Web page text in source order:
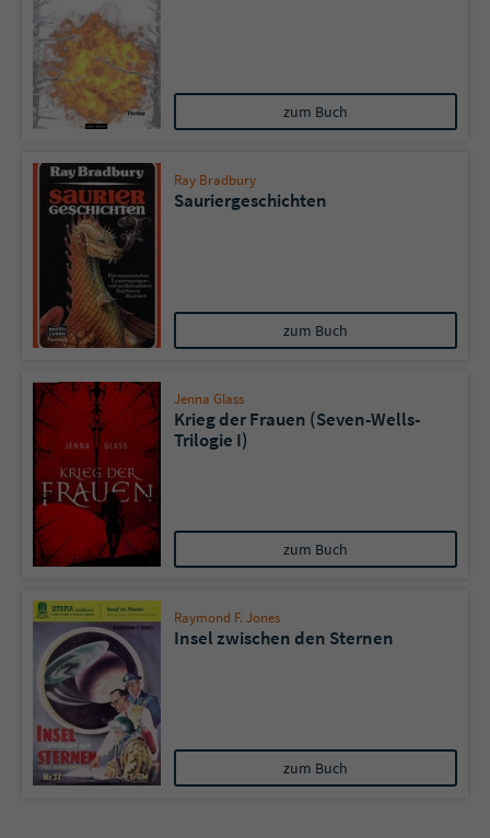
zum Buch
Ray Bradbury
Sauriergeschichten
zum Buch
Jenna Glass
Krieg der Frauen (Seven-Wells-
Trilogie I)
zum Buch
Raymond F. Jones
Insel zwischen den Sternen
zum Buch